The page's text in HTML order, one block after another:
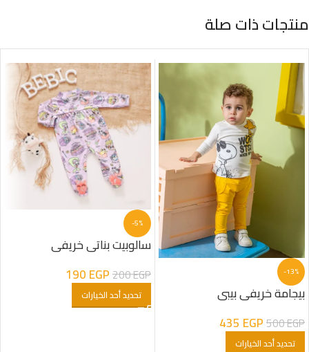
منتجات ذات صلة
-13%
بيجامة خريفى بيبى
500EGP
435 EGP
تحديد أحد الخيارات
-5%
سالوبيت بناتى خريفى
200EGP
190EGP
تحديد أحد الخيارات